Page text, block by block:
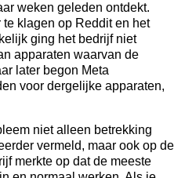
weken geleden ontdekt.
klagen op Reddit en het
ging het bedrijf niet
apparaten waarvan de
later begon Meta
voor dergelijke apparaten,
niet alleen betrekking
vermeld, maar ook op de
merkte op dat de meeste